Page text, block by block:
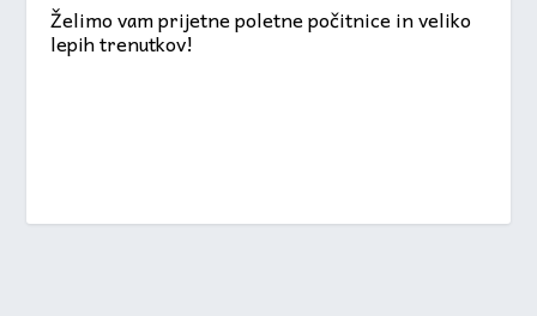
Želimo vam prijetne poletne počitnice in veliko
lepih trenutkov!